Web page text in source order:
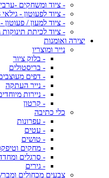
- ציוד ומשחקים -
- ציוד לפעוטון - גילאי 1-1.8 שנה
- ציוד למעון / פעוטון - גילאי
- ציוד לכיתת תינוקות גילאי 4
יצירה ואומנות
נייר ומוצריו
- בלוק ציור
- בריסטולים
- דפים
- נייר העתקה
- ניירות
- קרטון
כלי כתיבה
- עפרונות
- עטים
- טושים
- מחקים
- סרגלים
- גירים
צבעים מכחולים